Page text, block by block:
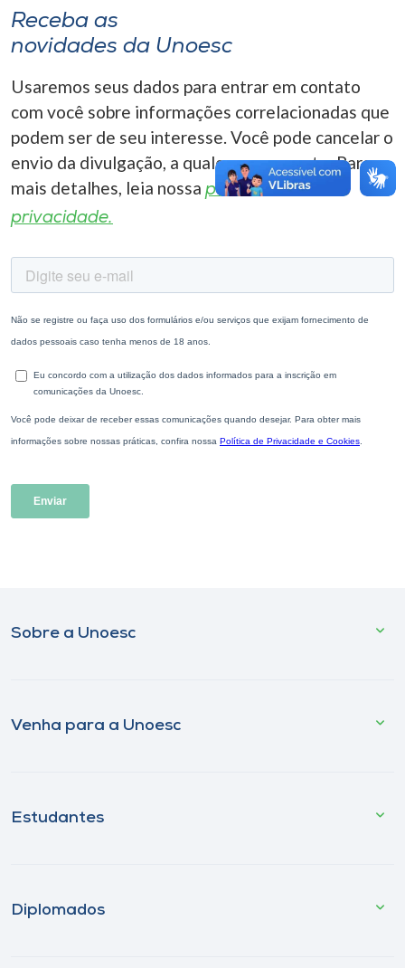
A-
Receba as
novidades da Unoesc
Usaremos seus dados para entrar em contato
com você sobre informações correlacionadas que
podem ser de seu interesse. Você pode cancelar o
envio da divulgação, a qualquer momento. Para
mais detalhes, leia nossa política de
privacidade.
Sobre a Unoesc
Venha para a Unoesc
Estudantes
Diplomados